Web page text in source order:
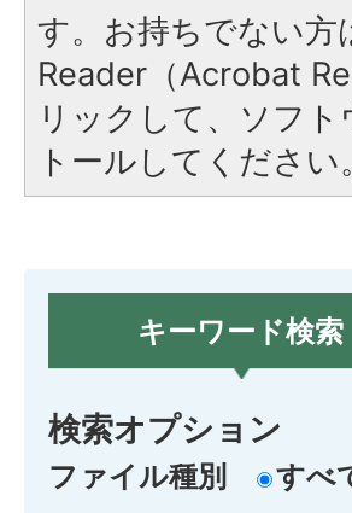
す。お持ちでない
Reader（Acrobat
リックして、ソフ
トールしてください。
キーワード検索
検索オプション
ファイル種別 すべ